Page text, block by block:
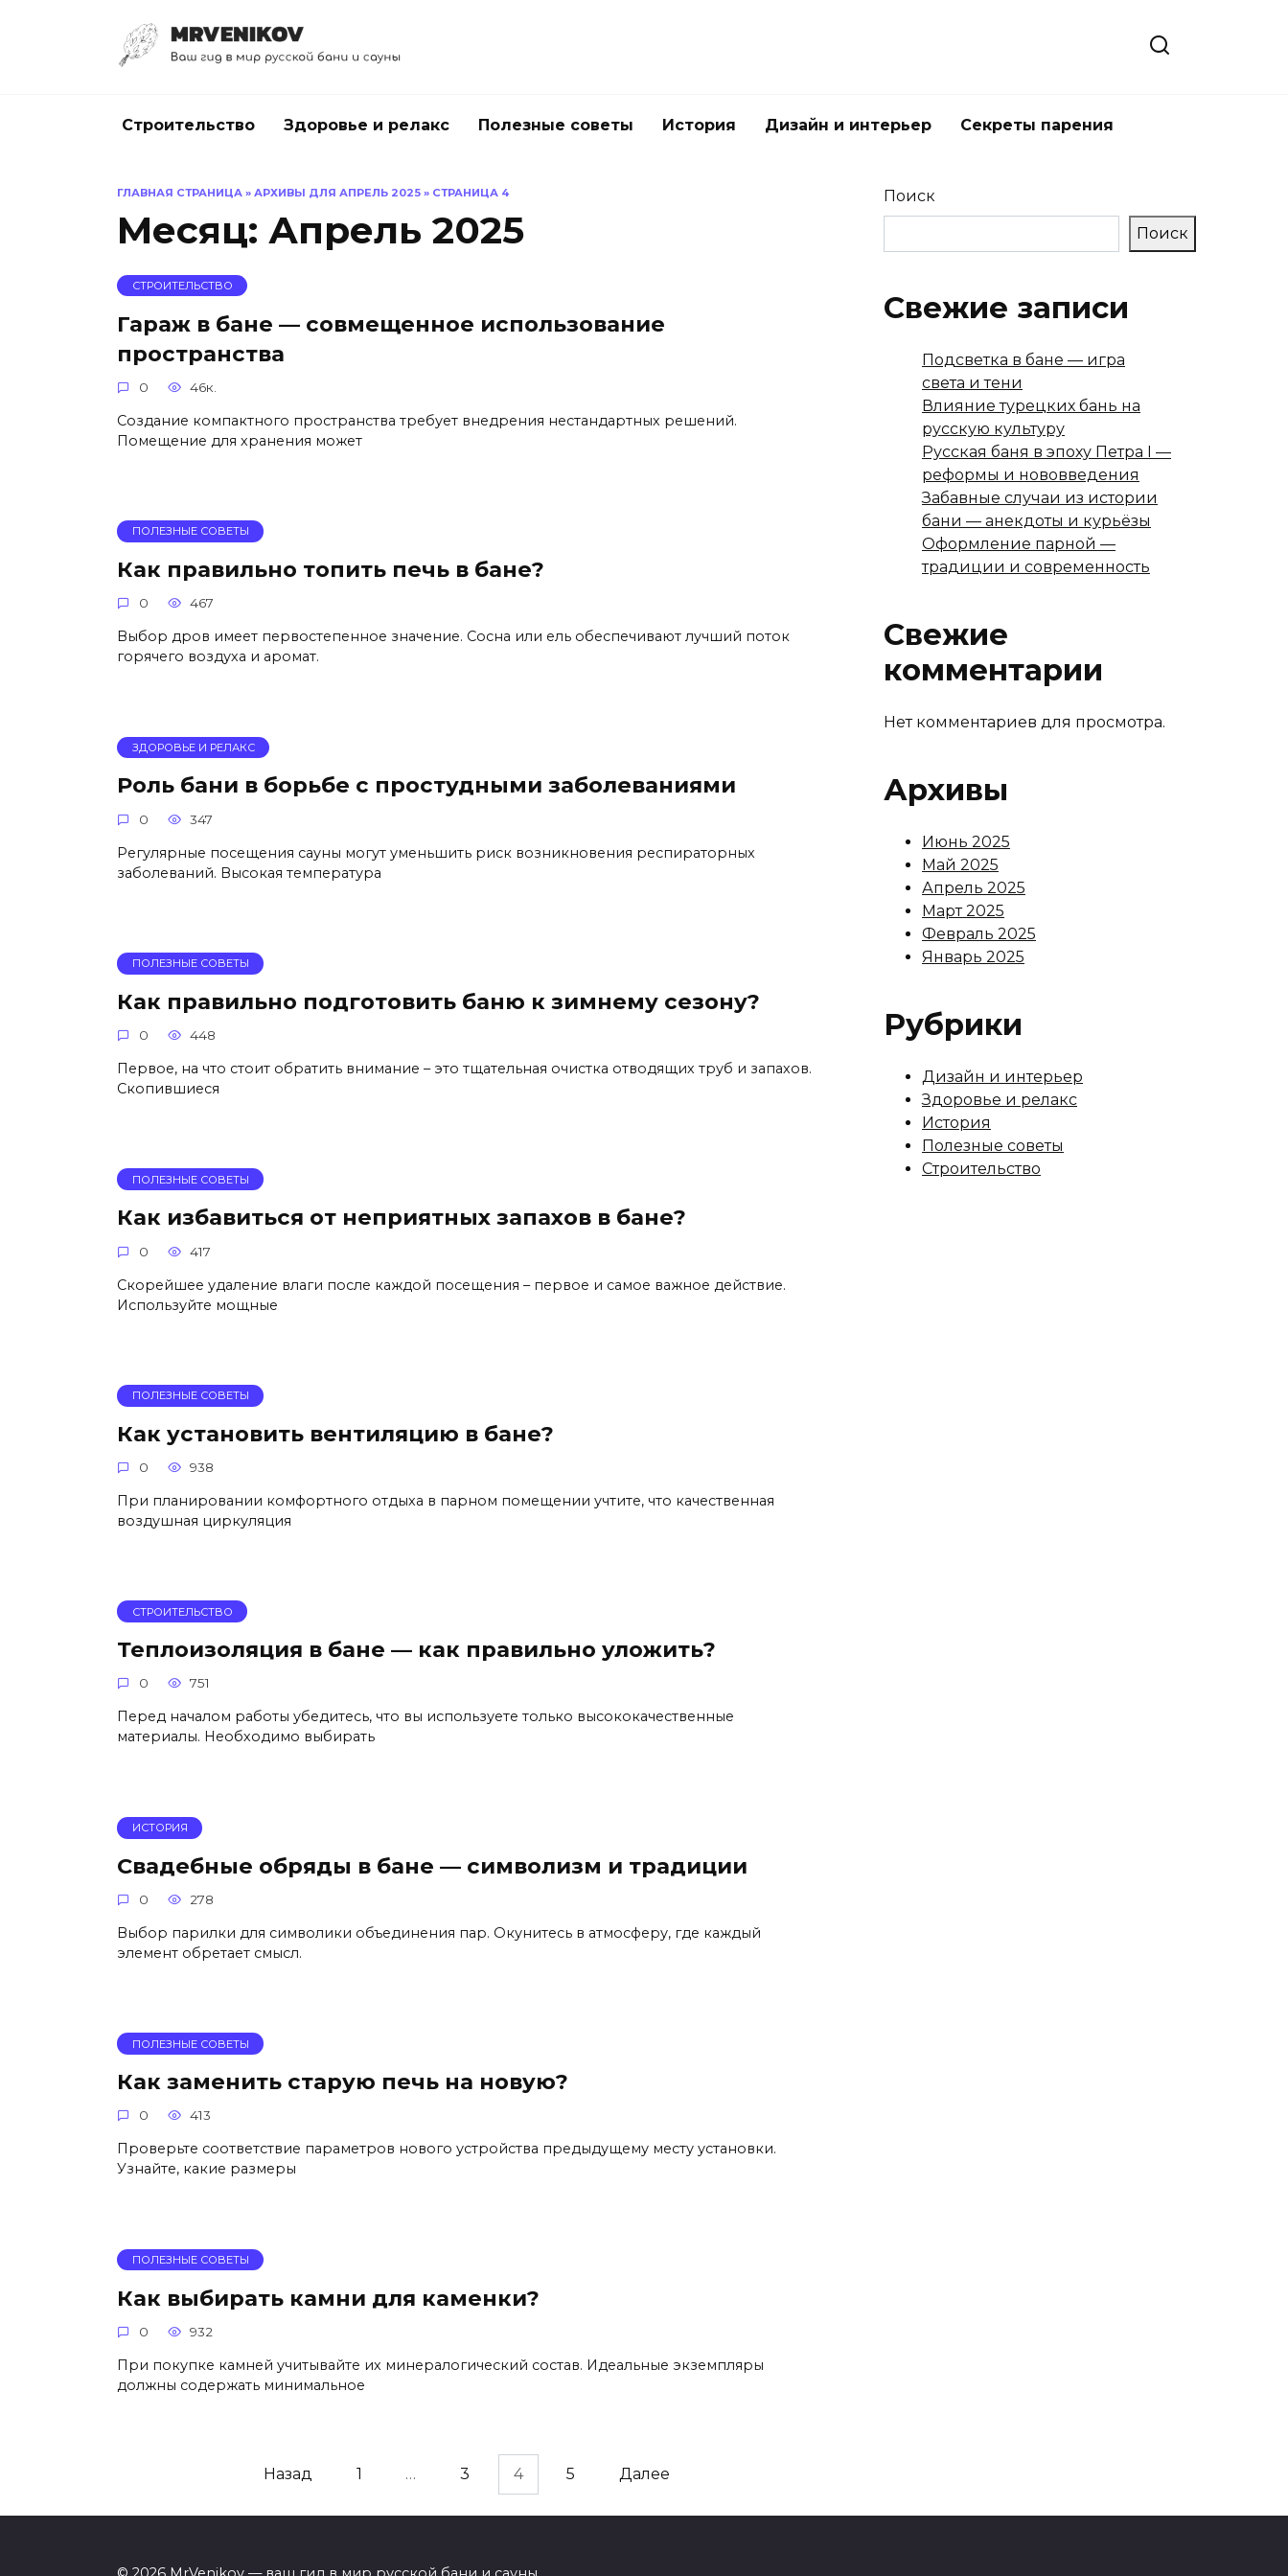
Строительство Здоровье и релакс Полезные советы История Дизайн и интерьер Секреты парения
ГЛАВНАЯ СТРАНИЦА » АРХИВЫ ДЛЯ АПРЕЛЬ 2025 » СТРАНИЦА 4
Месяц: Апрель 2025
СТРОИТЕЛЬСТВО
Гараж в бане — совмещенное использование
пространства
0 46к.
Создание компактного пространства требует внедрения нестандартных решений.
Помещение для хранения может
ПОЛЕЗНЫЕ СОВЕТЫ
Как правильно топить печь в бане?
0 467
Выбор дров имеет первостепенное значение. Сосна или ель обеспечивают лучший поток
горячего воздуха и аромат.
ЗДОРОВЬЕ И РЕЛАКС
Роль бани в борьбе с простудными заболеваниями
0 347
Регулярные посещения сауны могут уменьшить риск возникновения респираторных
заболеваний. Высокая температура
ПОЛЕЗНЫЕ СОВЕТЫ
Как правильно подготовить баню к зимнему сезону?
0 448
Первое, на что стоит обратить внимание – это тщательная очистка отводящих труб и запахов.
Скопившиеся
ПОЛЕЗНЫЕ СОВЕТЫ
Как избавиться от неприятных запахов в бане?
0 417
Скорейшее удаление влаги после каждой посещения – первое и самое важное действие.
Используйте мощные
ПОЛЕЗНЫЕ СОВЕТЫ
Как установить вентиляцию в бане?
0 938
При планировании комфортного отдыха в парном помещении учтите, что качественная
воздушная циркуляция
СТРОИТЕЛЬСТВО
Теплоизоляция в бане — как правильно уложить?
0 751
Перед началом работы убедитесь, что вы используете только высококачественные
материалы. Необходимо выбирать
ИСТОРИЯ
Свадебные обряды в бане — символизм и традиции
0 278
Выбор парилки для символики объединения пар. Окунитесь в атмосферу, где каждый
элемент обретает смысл.
ПОЛЕЗНЫЕ СОВЕТЫ
Как заменить старую печь на новую?
0 413
Проверьте соответствие параметров нового устройства предыдущему месту установки.
Узнайте, какие размеры
ПОЛЕЗНЫЕ СОВЕТЫ
Как выбирать камни для каменки?
0 932
При покупке камней учитывайте их минералогический состав. Идеальные экземпляры
должны содержать минимальное
Назад 1 … 3 4 5 Далее
Поиск
Поиск
Свежие записи
Подсветка в бане — игра
света и тени
Влияние турецких бань на
русскую культуру
Русская баня в эпоху Петра I —
реформы и нововведения
Забавные случаи из истории
бани — анекдоты и курьёзы
Оформление парной —
традиции и современность
Свежие
комментарии
Нет комментариев для просмотра.
Архивы
Июнь 2025
Май 2025
Апрель 2025
Март 2025
Февраль 2025
Январь 2025
Рубрики
Дизайн и интерьер
Здоровье и релакс
История
Полезные советы
Строительство